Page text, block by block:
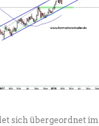
sich übergeordnet im